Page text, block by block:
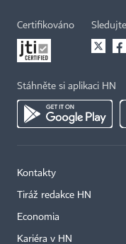
Certifikováno
Stáhněte si aplikaci HN
Kontakty
Tiráž redakce HN
Economia
Kariéra v HN